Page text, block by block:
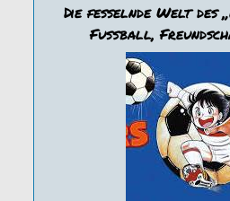
Die fesselnde Welt des
Fußball,